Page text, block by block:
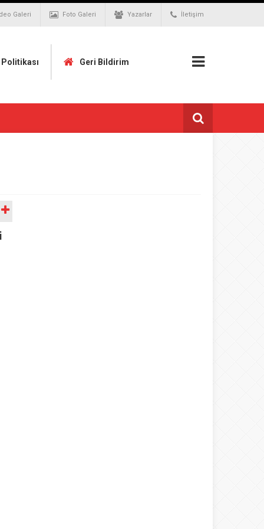
Galeri Foto Galeri Yazarlar İletişim
Geri Bildirim